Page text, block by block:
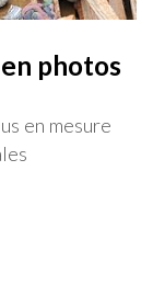
photos
en mesure